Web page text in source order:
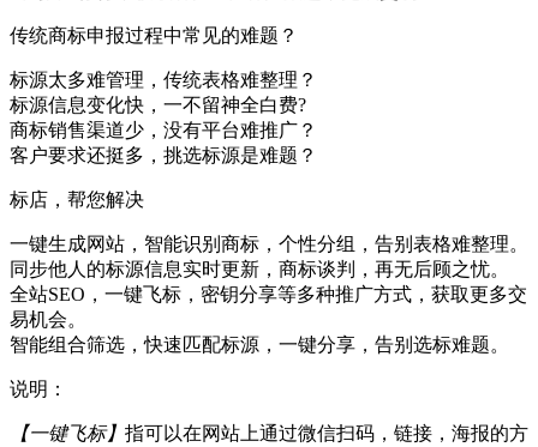
传统商标申报过程中常见的难题？
标源太多难管理，传统表格难整理？
标源信息变化快，一不留神全白费?
商标销售渠道少，没有平台难推广？
客户要求还挺多，挑选标源是难题？
标店，帮您解决
一键生成网站，智能识别商标，个性分组，告别表格难整理。
同步他人的标源信息实时更新，商标谈判，再无后顾之忧。
全站SEO，一键飞标，密钥分享等多种推广方式，获取更多交
易机会。
智能组合筛选，快速匹配标源，一键分享，告别选标难题。
说明：
【一键飞标】 指可以在网站上通过微信扫码，链接，海报的方